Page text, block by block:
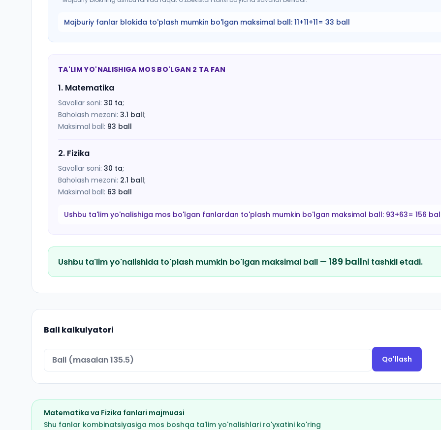
Majburiy fanlar blokida to'plash mumkin bo'lgan maksimal ball: 11+11+11= 33 ball
TA'LIM YO'NALISHIGA MOS BO'LGAN 2 TA FAN
1. Matematika
Savollar soni: 30 ta;
Baholash mezoni: 3.1 ball;
Maksimal ball: 93 ball
2. Fizika
Savollar soni: 30 ta;
Baholash mezoni: 2.1 ball;
Maksimal ball: 63 ball
Ushbu ta'lim yo'nalishiga mos bo'lgan fanlardan to'plash mumkin bo'lgan maksimal ball: 93+63= 156
Ushbu ta'lim yo'nalishida to'plash mumkin bo'lgan maksimal ball — 189 ballni tashkil etadi.
Ball kalkulyatori
Qo'llash
Matematika va Fizika fanlari majmuasi
Shu fanlar kombinatsiyasiga mos boshqa ta'lim yo'nalishlari ro'yxatini ko'ring